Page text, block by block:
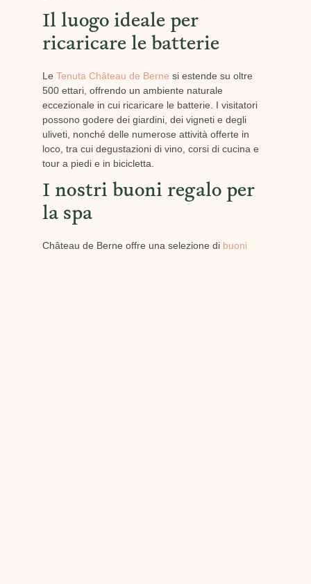
Il luogo ideale per
ricaricare le batterie
Le Tenuta Château de Berne si estende su oltre
500 ettari, offrendo un ambiente naturale
eccezionale in cui ricaricare le batterie. I visitatori
possono godere dei giardini, dei vigneti e degli
uliveti, nonché delle numerose attività offerte in
loco, tra cui degustazioni di vino, corsi di cucina e
tour a piedi e in bicicletta.
I nostri buoni regalo per
la spa
Château de Berne offre una selezione di buoni